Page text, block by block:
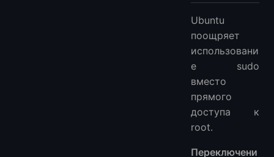
Ubuntu
поощряет
использовани
е sudo
вместо
прямого
доступа к
root.
Переключени